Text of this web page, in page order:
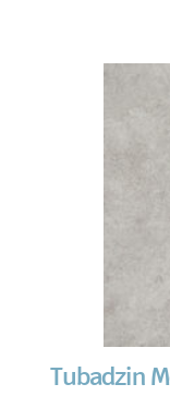
Tubadzin